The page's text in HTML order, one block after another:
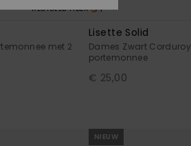
RECYCLED FIBER
met 2
1
Lisette Solid
Dames Zwart Corduroy
portemonnee
€ 25,00
NIEUW